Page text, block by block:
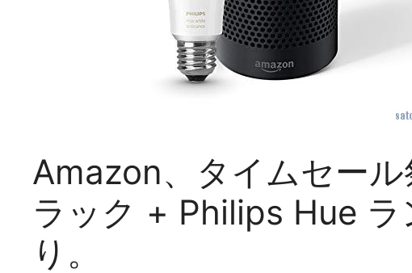
Amazon、タイムセー
ラック + Philips Hue ラ
り。